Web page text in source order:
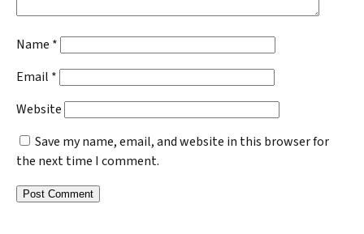
Name *
Email *
Website
Save my name, email, and website in this browser for
the next time I comment.